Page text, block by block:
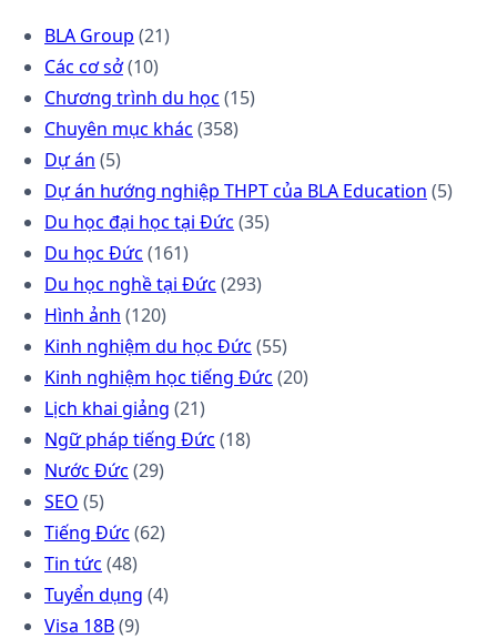
BLA Group (21)
Các cơ sở(10)
Chương trình du học (15)
Chuyên mục khác (358)
Dự án (5)
Dự án hướng nghiệp THPT của BLA Education (5)
Du học đại học tại Đức (35)
Du học Đức (161)
Du học nghề tại Đức (293)
Hình ảnh (120)
Kinh nghiệm du học Đức (55)
Kinh nghiệm học tiếng Đức (20)
Lịch khai giảng (21)
Ngữ pháp tiếng Đức (18)
Nước Đức (29)
SEO (5)
Tiếng Đức (62)
Tin tức (48)
Tuyển dụng (4)
Visa 18B(9)